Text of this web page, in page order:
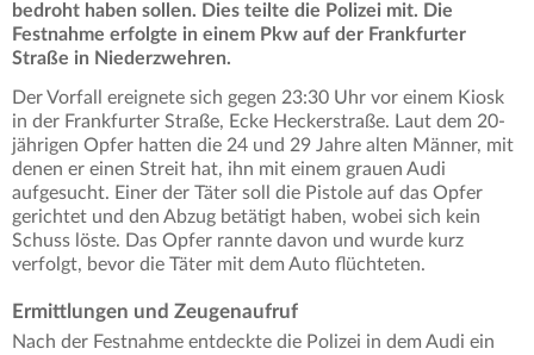
bedroht haben sollen. Dies teilte die Polizei mit. Die
Festnahme erfolgte in einem Pkw auf der Frankfurter
Straße in Niederzwehren.
Der Vorfall ereignete sich gegen 23:30 Uhr vor einem Kiosk
in der Frankfurter Straße, Ecke Heckerstraße. Laut dem 20-
jährigen Opfer hatten die 24 und 29 Jahre alten Männer, mit
denen er einen Streit hat, ihn mit einem grauen Audi
aufgesucht. Einer der Täter soll die Pistole auf das Opfer
gerichtet und den Abzug betätigt haben, wobei sich kein
Schuss löste. Das Opfer rannte davon und wurde kurz
verfolgt, bevor die Täter mit dem Auto flüchteten.
Ermittlungen und Zeugenaufruf
Nach der Festnahme entdeckte die Polizei in dem Audi ein